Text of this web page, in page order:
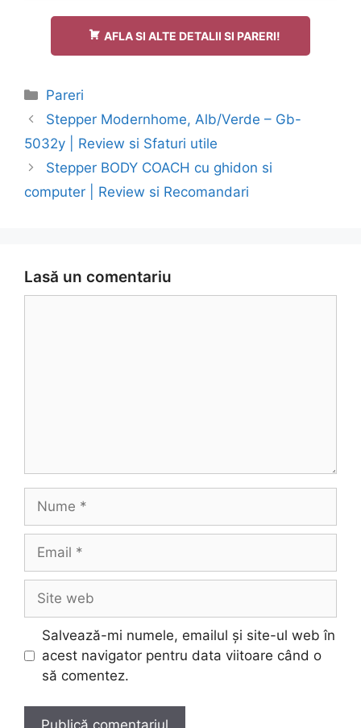
AFLA SI ALTE DETALII SI PARERI!
Categorii
Pareri
Navigare
în
articol
Stepper Modernhome, Alb/Verde – Gb-
5032y | Review si Sfaturi utile
Stepper BODY COACH cu ghidon si
computer | Review si Recomandari
Lasă un comentariu
web
Salvează-mi numele, emailul și site-ul web în
acest navigator pentru data viitoare când o
să comentez.